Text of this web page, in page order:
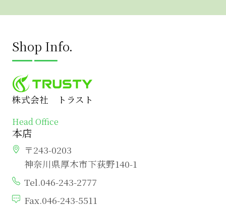
Shop Info.
株式会社 トラスト
Head Office
本店
〒243-0203
神奈川県厚木市下荻野140-1
Tel.046-243-2777
Fax.046-243-5511